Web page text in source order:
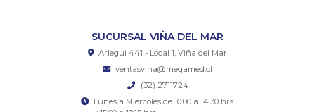
SUCURSAL VIÑA DEL MAR
Arlegui 441 - Local 1, Viña del Mar
ventasvina@megamed.cl
(32) 2711724
Lunes a Miercoles de 10:00 a 14:30 hrs